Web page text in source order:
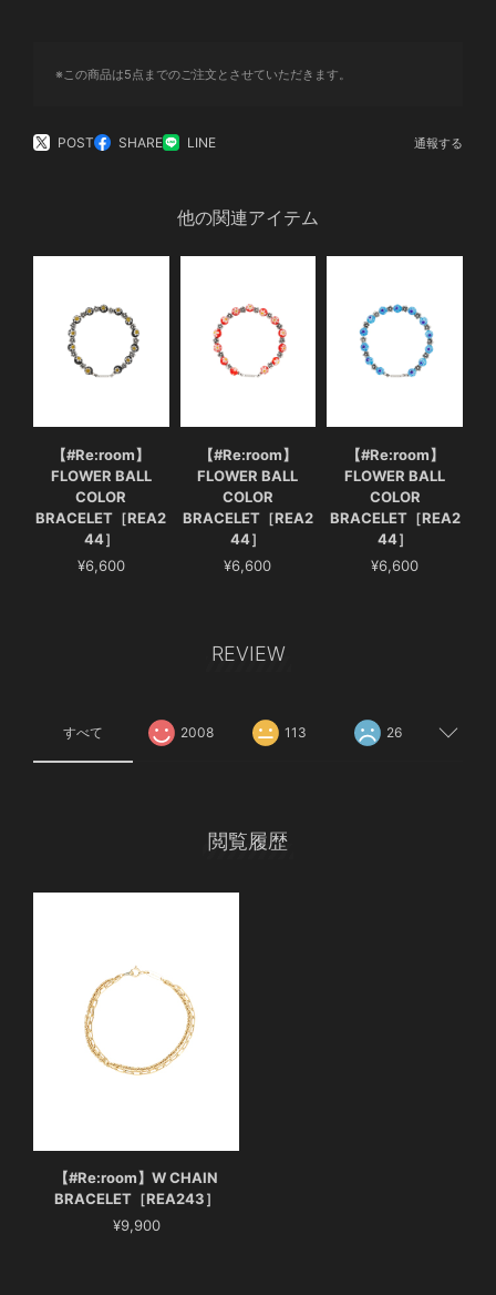
※この商品は5点までのご注文とさせていただきます。
POST SHARE LINE 通報する
他の関連アイテム
【#Re:room】
FLOWER BALL
COLOR
BRACELET［REA2
44］
¥6,600
【#Re:room】
FLOWER BALL
COLOR
BRACELET［REA2
44］
¥6,600
【#Re:room】
FLOWER BALL
COLOR
BRACELET［REA2
44］
¥6,600
REVIEW
すべて 2008 113 26
閲覧履歴
【#Re:room】W CHAIN
BRACELET［REA243］
¥9,900